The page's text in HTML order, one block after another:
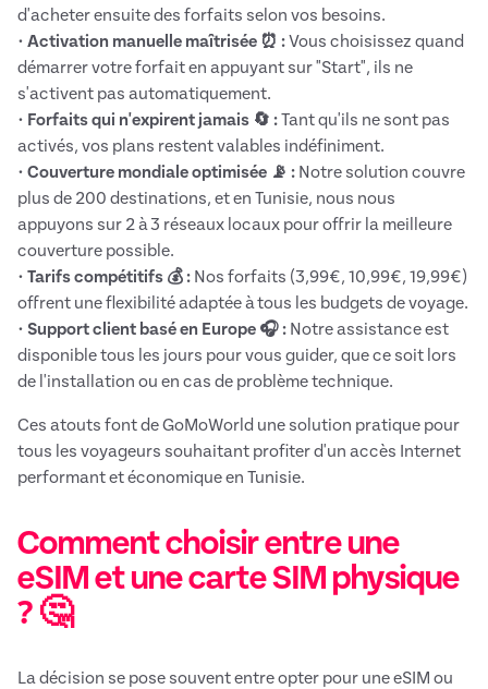
d'acheter ensuite des forfaits selon vos besoins.
• Activation manuelle maîtrisée ⏰ :Vous choisissez quand
démarrer votre forfait en appuyant sur "Start", ils ne
s'activent pas automatiquement.
• Forfaits qui n'expirent jamais 🔄 :Tant qu'ils ne sont pas
activés, vos plans restent valables indéfiniment.
• Couverture mondiale optimisée 📡 : Notre solution couvre
plus de 200 destinations, et en Tunisie, nous nous
appuyons sur 2 à 3 réseaux locaux pour offrir la meilleure
couverture possible.
• Tarifs compétitifs 💰 : Nos forfaits (3,99€, 10,99€, 19,99€)
offrent une flexibilité adaptée à tous les budgets de voyage.
• Support client basé en Europe 🎧 : Notre assistance est
disponible tous les jours pour vous guider, que ce soit lors
de l'installation ou en cas de problème technique.
Ces atouts font de GoMoWorld une solution pratique pour
tous les voyageurs souhaitant profiter d'un accès Internet
performant et économique en Tunisie.
Comment choisir entre une
eSIM et une carte SIM physique
? 🤔
La décision se pose souvent entre opter pour une eSIM ou